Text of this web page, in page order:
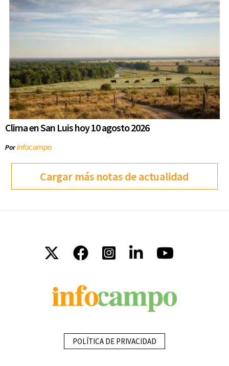
Clima en San Luis hoy 10 agosto 2026
Porinfocampo
Cargar más notas de actualidad
POLÍTICA DE PRIVACIDAD